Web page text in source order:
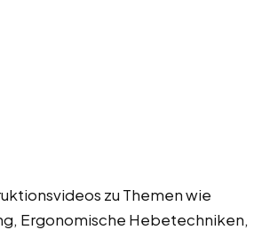
zu Themen wie
Ergonomische Hebetechniken,